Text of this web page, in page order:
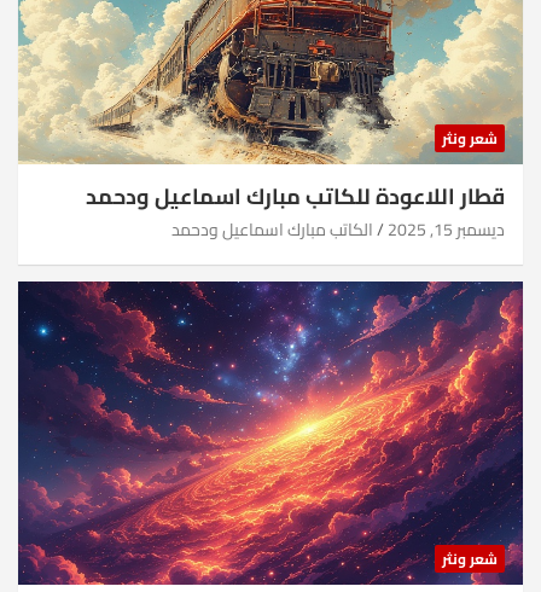
شعر ونثر
قطار اللاعودة للكاتب مبارك اسماعيل ودحمد
ديسمبر 15, 2025 الكاتب مبارك اسماعيل ودحمد
شعر ونثر